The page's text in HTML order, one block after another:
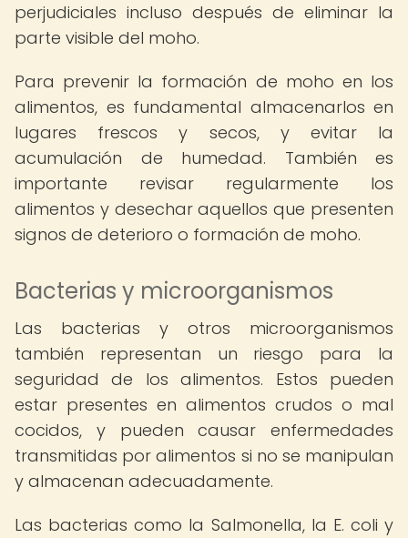
perjudiciales incluso después de eliminar la
parte visible del moho.
Para prevenir la formación de moho en los
alimentos, es fundamental almacenarlos en
lugares frescos y secos, y evitar la
acumulación de humedad. También es
importante revisar regularmente los
alimentos y desechar aquellos que presenten
signos de deterioro o formación de moho.
Bacterias y microorganismos
Las bacterias y otros microorganismos
también representan un riesgo para la
seguridad de los alimentos. Estos pueden
estar presentes en alimentos crudos o mal
cocidos, y pueden causar enfermedades
transmitidas por alimentos si no se manipulan
y almacenan adecuadamente.
Las bacterias como la Salmonella, la E. coli y